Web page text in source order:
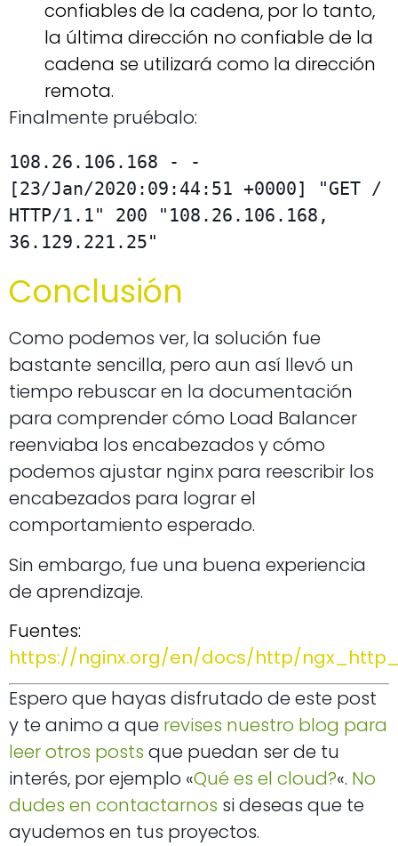
confiables de la cadena, por lo tanto,
la última dirección no confiable de la
cadena se utilizará como la dirección
remota.
Finalmente pruébalo:
108.26.106.168 - -
[23/Jan/2020:09:44:51 +0000] "GET /
HTTP/1.1" 200 "108.26.106.168,
36.129.221.25"
Conclusión
Como podemos ver, la solución fue
bastante sencilla, pero aun así llevó un
tiempo rebuscar en la documentación
para comprender cómo Load Balancer
reenviaba los encabezados y cómo
podemos ajustar nginx para reescribir los
encabezados para lograr el
comportamiento esperado.
Sin embargo, fue una buena experiencia
de aprendizaje.
Fuentes:
https://nginx.org/en/docs/http/
Espero que hayas disfrutado de este post
y te animo a que revises nuestro blog para
leer otros posts que puedan ser de tu
interés, por ejemplo «Qué es el cloud?«. No
dudes en contactarnos si deseas que te
ayudemos en tus proyectos.